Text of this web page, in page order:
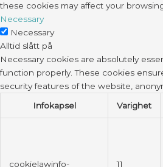
these cookies may affect your
Necessary
Necessary
Alltid slått på
Necessary cookies are absolutely
function properly. These cookies
security features of the website,
Infokapsel
Varighet
cookielawinfo-
11